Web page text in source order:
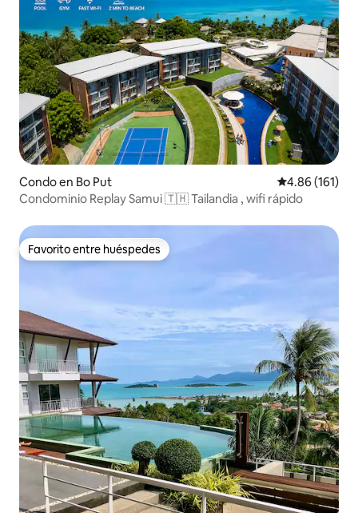
Condo en Bo Put Calificación
4.86 (161)
Condominio Rеplay Samui 🇹🇭 Tailandia , wifi rápido
Favorito entre huéspedes
Favorito entre huéspedes